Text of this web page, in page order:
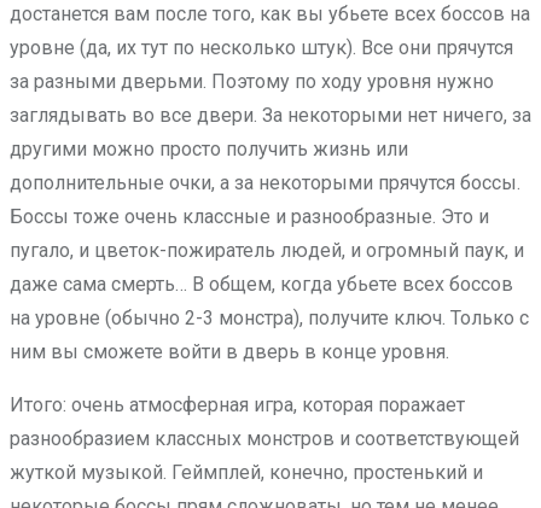
достанется вам после того, как вы убьете всех боссов на
уровне (да, их тут по несколько штук). Все они прячутся
за разными дверьми. Поэтому по ходу уровня нужно
заглядывать во все двери. За некоторыми нет ничего, за
другими можно просто получить жизнь или
дополнительные очки, а за некоторыми прячутся боссы.
Боссы тоже очень классные и разнообразные. Это и
пугало, и цветок-пожиратель людей, и огромный паук, и
даже сама смерть… В общем, когда убьете всех боссов
на уровне (обычно 2-3 монстра), получите ключ. Только с
ним вы сможете войти в дверь в конце уровня.
Итого: очень атмосферная игра, которая поражает
разнообразием классных монстров и соответствующей
жуткой музыкой. Геймплей, конечно, простенький и